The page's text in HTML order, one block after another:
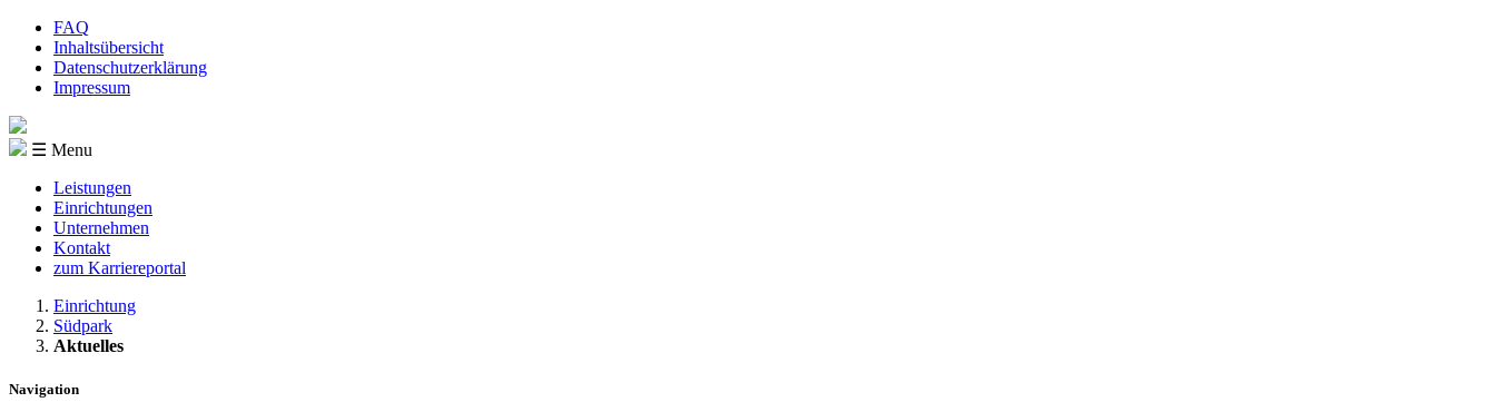
FAQ
Inhaltsübersicht
Datenschutzerklärung
Impressum
☰ Menu
Leistungen
Einrichtungen
Unternehmen
Kontakt
zum Karriereportal
Einrichtung
Südpark
Aktuelles
Navigation